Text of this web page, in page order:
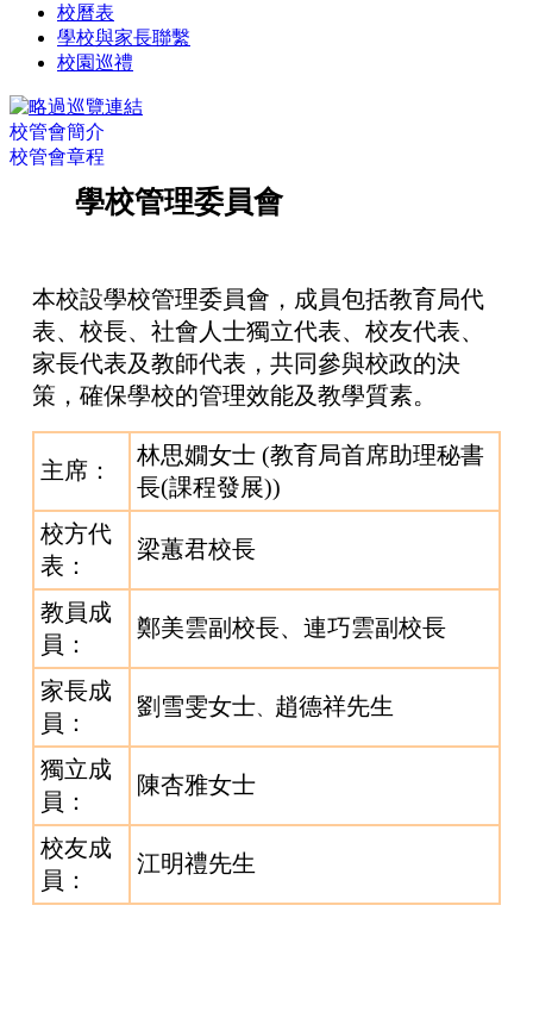
校曆表
學校與家長聯繫
校園巡禮
校管會簡介
校管會章程
學校管理委員會
本校設學校管理委員會，成員包括教育局代
表、校長、社會人士獨立代表、校友代表、
家長代表及教師代表，共同參與校政的決
策，確保學校的管理效能及教學質素。
主席：
林思嫺女士 (教育局首席助理秘書
長(課程發展))
校方代
表：
梁蕙君校長
教員成
員：
鄭美雲副校長、連巧雲副校長
家長成
員：
劉雪雯女士 趙德祥先生
獨立成
員：
陳杏雅女士
校友成
員：
江明禮先生